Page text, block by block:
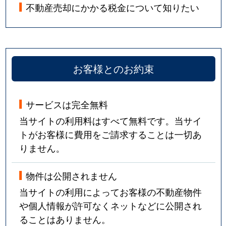
不動産売却にかかる税金について知りたい
お客様とのお約束
サービスは完全無料
当サイトの利用料はすべて無料です。当サイ
トがお客様に費用をご請求することは一切あ
りません。
物件は公開されません
当サイトの利用によってお客様の不動産物件
や個人情報が許可なくネットなどに公開され
ることはありません。